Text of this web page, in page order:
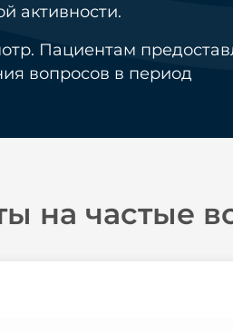
активности.
Пациентам
вопросов в период
на частые